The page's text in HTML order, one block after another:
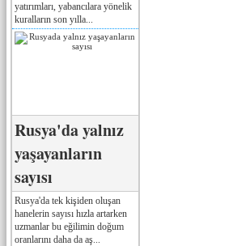
yatırımları, yabancılara yönelik
kuralların son yılla...
Rusya'da yalnız
yaşayanların
sayısı
Rusya'da tek kişiden oluşan
hanelerin sayısı hızla artarken
uzmanlar bu eğilimin doğum
oranlarını daha da aş...